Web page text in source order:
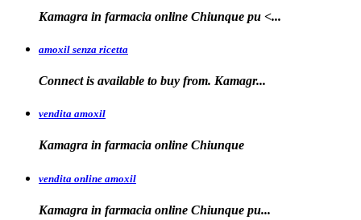
Kamagra in farmacia online Chiunque pu <...
amoxil senza ricetta
Connect is available to buy from. Kamagr...
vendita amoxil
Kamagra in farmacia online Chiunque
vendita online amoxil
Kamagra in farmacia online Chiunque pu...